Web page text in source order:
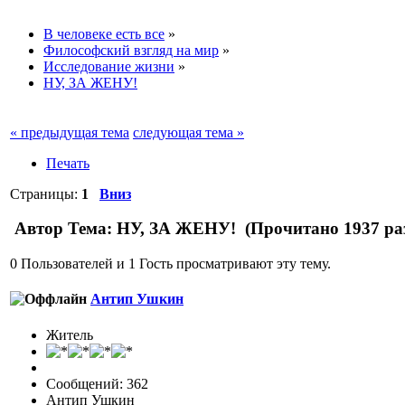
В человеке есть все »
Философский взгляд на мир »
Исследование жизни »
НУ, ЗА ЖЕНУ!
« предыдущая тема следующая тема »
Печать
Страницы: 1 Вниз
Автор Тема: НУ, ЗА ЖЕНУ! (Прочитано 1937
0 Пользователей и 1 Гость просматривают эту тему.
Антип Ушкин
Житель
Сообщений: 362
Антип Ушкин